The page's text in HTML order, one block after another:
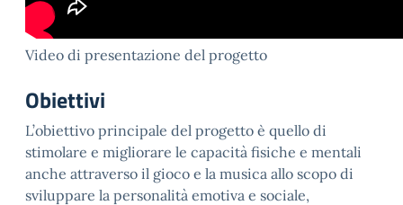
Video di presentazione del progetto
Obiettivi
L’obiettivo principale del progetto è quello di
stimolare e migliorare le capacità fisiche e mentali
anche attraverso il gioco e la musica allo scopo di
sviluppare la personalità emotiva e sociale,